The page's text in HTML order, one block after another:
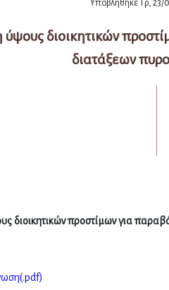
Υποβλήθηκε Τρ, 23/
διοικητικών
διατάξεων
διοικητικών προστίμων για